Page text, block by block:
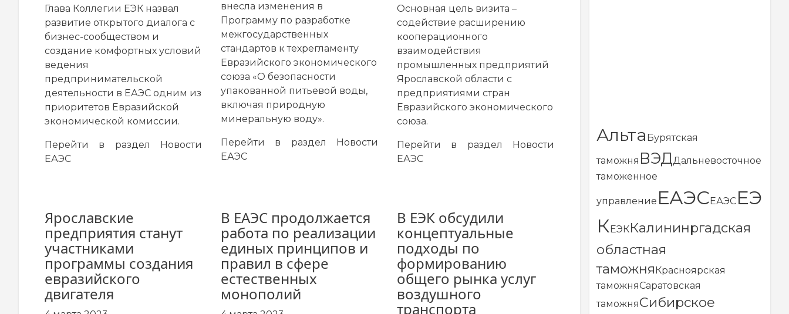
Глава Коллегии ЕЭК назвал
развитие открытого диалога с
бизнес-сообществом и
создание комфортных условий
ведения
предпринимательской
деятельности в ЕАЭС одним из
приоритетов Евразийской
экономической комиссии.
Перейти в раздел
Новости
ЕАЭС
внесла изменения в
Программу по разработке
межгосударственных
стандартов к техрегламенту
Евразийского экономического
союза «О безопасности
упакованной питьевой воды,
включая природную
минеральную воду».
Перейти в раздел
Новости
ЕАЭС
Основная цель визита –
содействие расширению
кооперационного
взаимодействия
промышленных предприятий
Ярославской области с
предприятиями стран
Евразийского экономического
союза.
Перейти в раздел
Новости
ЕАЭС
Ярославские
предприятия станут
участниками
программы создания
евразийского
двигателя
В ЕАЭС продолжается
работа по реализации
единых принципов и
правил в сфере
естественных
монополий
В ЕЭК обсудили
концептуальные
подходы по
формированию
общего рынка услуг
воздушного
транспорта
Альта Бурятская
таможня ВЭДДальневосточное
таможенное
управление ЕАЭСЕАЭСЕЭ
КЕЭККалининргадская
областная
таможняКрасноярская
таможняСаратовская
таможняСибирское